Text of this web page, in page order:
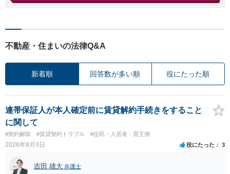
不動産・住まいの法律Q&A
新着順 回答数が多い順 役にたった順
連帯保証人が本人確定前に賃貸解約手続きをすること
に関して
#契約解除 #賃貸契約トラブル #住民・入居者・買主側
2026年8月3日 役にたった 3
吉田 雄大 弁護士